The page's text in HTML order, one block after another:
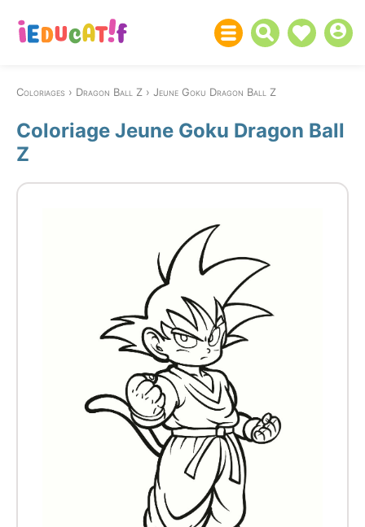
Coloriages Dragon Ball Z Jeune Goku Dragon Ball Z
Coloriage Jeune Goku Dragon Ball
Z